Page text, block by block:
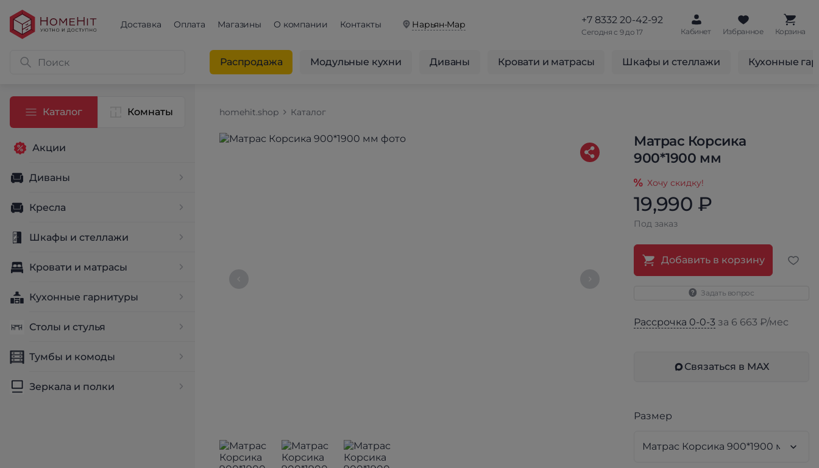
Доставка Оплата Магазины О компании Контакты Нарьян-Мар +7 8332 20-42-92
Сегодня с 9 до 17 Кабинет Избранное Корзина
Распродажа Модульные кухни Диваны Кровати и матрасы Шкафы и стеллажи Кухонные
Каталог Комнаты
Акции
Диваны
Кресла
Шкафы и стеллажи
Кровати и матрасы
Кухонные гарнитуры
Столы и стулья
Тумбы и комоды
Зеркала и полки
homehit.shop Каталог
Матрас Корсика
900*1900 мм
Хочу скидку!
19,990 ₽
Под заказ
Добавить в корзину
Задать вопрос
Рассрочка 0-0-3 за 6 663 ₽/мес
Связаться в МАХ
Размер